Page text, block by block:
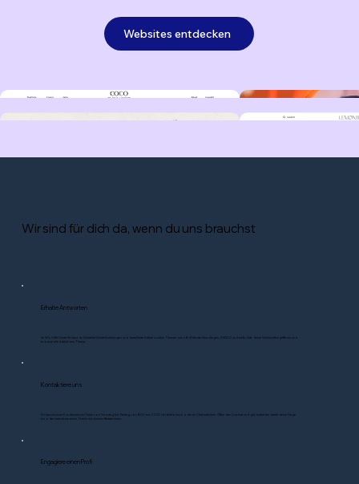
Websites entdecken
Wir sind für dich da, wenn du uns brauchst
Erhalte Antworten
Im Wix Hilfe-Center findest du Schritt-für-Schritt-Anleitungen und detaillierte Artikel zu allen Themen, wie z.B. Website-Grundlagen, DSGVO und mehr. Gib deine Schlüsselbegriffe ein und
browse alle Artikel zum Thema.
Kontaktiere uns
Du kannst unser Kundenservice-Team von Sonntag bis Freitag von 8:00 bis 21:00 Uhr telefonisch oder im Chat erreichen. Öffne den Livechat und gib entweder direkt deine Frage
ein oder vereinbare einen Termin mit unseren Berater:innen.
Engagiere einen Profi